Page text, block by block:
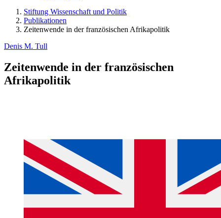
Stiftung Wissenschaft und Politik
Publikationen
Zeitenwende in der französischen Afrikapolitik
Denis M. Tull
Zeitenwende in der französischen
Afrikapolitik